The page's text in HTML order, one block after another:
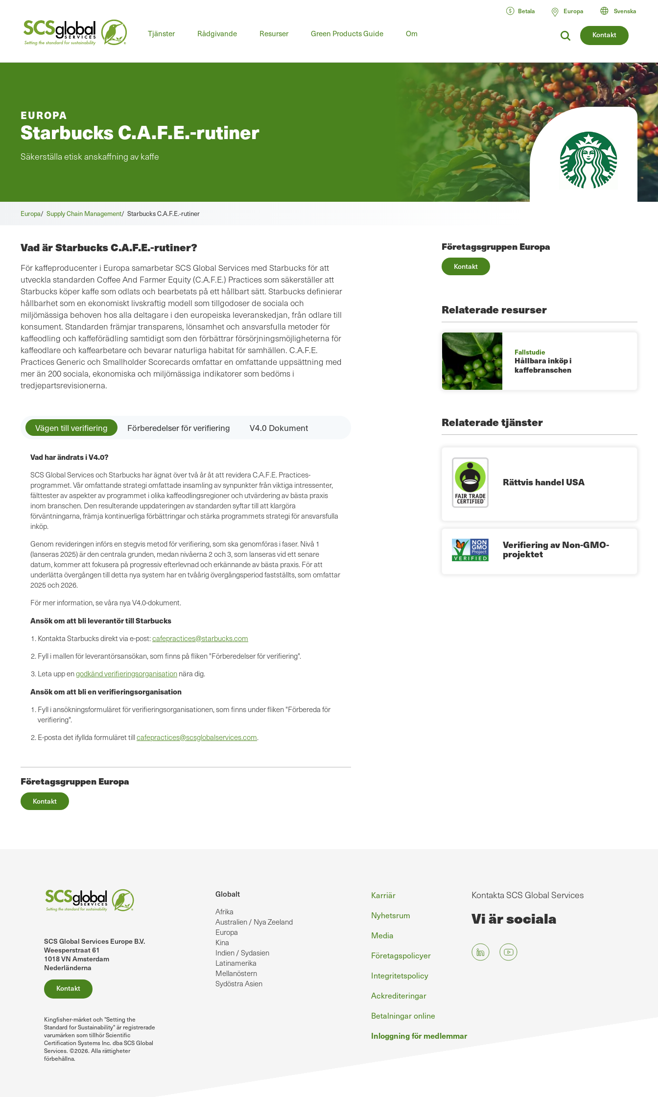
Kontakt
Tjänster Rådgivande Resurser Green Products Guide Om
Betala Europa Svenska
EUROPA
Starbucks C.A.F.E.-rutiner
Säkerställa etisk anskaffning av kaffe
Europa/ Supply Chain Management/ Starbucks C.A.F.E.-rutiner
Företagsgruppen Europa
Kontakt
Vad är Starbucks C.A.F.E.-rutiner?
För kaffeproducenter i Europa samarbetar SCS Global Services med Starbucks för att
utveckla standarden Coffee And Farmer Equity (C.A.F.E.) Practices som säkerställer att
Starbucks köper kaffe som odlats och bearbetats på ett hållbart sätt. Starbucks definierar
hållbarhet som en ekonomiskt livskraftig modell som tillgodoser de sociala och
miljömässiga behoven hos alla deltagare i den europeiska leveranskedjan, från odlare till
konsument. Standarden främjar transparens, lönsamhet och ansvarsfulla metoder för
kaffeodling och kaffeförädling samtidigt som den förbättrar försörjningsmöjligheterna för
kaffeodlare och kaffearbetare och bevarar naturliga habitat för samhällen. C.A.F.E.
Practices Generic och Smallholder Scorecards omfattar en omfattande uppsättning med
mer än 200 sociala, ekonomiska och miljömässiga indikatorer som bedöms i
tredjepartsrevisionerna.
Vägen till verifiering Förberedelser för verifiering V4.0 Dokument
Vad har ändrats i V4.0?
SCS Global Services och Starbucks har ägnat över två år åt att revidera C.A.F.E. Practices-
programmet. Vår omfattande strategi omfattade insamling av synpunkter från viktiga intressenter,
fälttester av aspekter av programmet i olika kaffeodlingsregioner och utvärdering av bästa praxis
inom branschen. Den resulterande uppdateringen av standarden syftar till att klargöra
förväntningarna, främja kontinuerliga förbättringar och stärka programmets strategi för ansvarsfulla
inköp.
Genom revideringen införs en stegvis metod för verifiering, som ska genomföras i faser. Nivå 1
(lanseras 2025) är den centrala grunden, medan nivåerna 2 och 3, som lanseras vid ett senare
datum, kommer att fokusera på progressiv efterlevnad och erkännande av bästa praxis. För att
underlätta övergången till detta nya system har en tvåårig övergångsperiod fastställts, som omfattar
2025 och 2026.
För mer information, se våra nya V4.0-dokument.
Ansök om att bli leverantör till Starbucks
Kontakta Starbucks direkt via e-post:cafepractices@starbucks.com
Fyll i mallen för leverantörsansökan, som finns på fliken "Förberedelser för verifiering".
Leta upp engodkänd verifieringsorganisation nära dig.
Ansök om att bli en verifieringsorganisation
Fyll i ansökningsformuläret för verifieringsorganisationen, som finns under fliken "Förbereda för
verifiering".
E-posta det ifyllda formuläret tillcafepractices@scsglobalservices.com.
Företagsgruppen Europa
Kontakt
Relaterade resurser
Fallstudie
Hållbara inköp i
kaffebranschen
Relaterade tjänster
Rättvis handel USA
Verifiering av Non-GMO-
projektet
SCS Global Services Europe B.V.
Weesperstraat 61
1018 VN Amsterdam
Nederländerna
Kontakt
Kingfisher-märket och "Setting the
Standard for Sustainability" är registrerade
varumärken som tillhör Scientific
Certification Systems Inc. dba SCS Global
Services. ©2026. Alla rättigheter
förbehållna.
Globalt
Afrika
Australien / Nya Zeeland
Europa
Kina
Indien / Sydasien
Latinamerika
Mellanöstern
Sydöstra Asien
Sidfot
Karriär
Nyhetsrum
Media
Företagspolicyer
Integritetspolicy
Ackrediteringar
Betalningar online
Inloggning för medlemmar
Kontakta SCS Global Services
Vi är sociala
på LinkedIn.
SCS Global Services på YouTube